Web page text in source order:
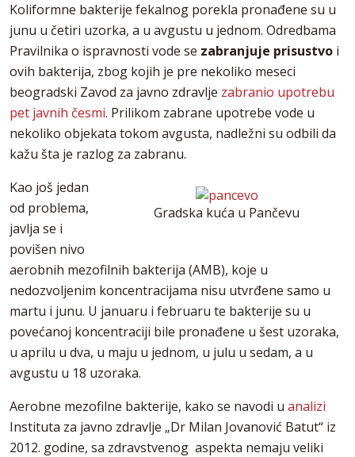
Koliformne bakterije fekalnog porekla pronađene su u
junu u četiri uzorka, a u avgustu u jednom. Odredbama
Pravilnika o ispravnosti vode se zabranjuje prisustvo i
ovih bakterija, zbog kojih je pre nekoliko meseci
beogradski Zavod za javno zdravlje zabranio upotrebu
pet javnih česmi. Prilikom zabrane upotrebe vode u
nekoliko objekata tokom avgusta, nadležni su odbili da
kažu šta je razlog za zabranu.
Gradska kuća u Pančevu
Kao još jedan
od problema,
javlja se i
povišen nivo
aerobnih mezofilnih bakterija (AMB), koje u
nedozvoljenim koncentracijama nisu utvrđene samo u
martu i junu. U januaru i februaru te bakterije su u
povećanoj koncentraciji bile pronađene u šest uzoraka,
u aprilu u dva, u maju u jednom, u julu u sedam, a u
avgustu u 18 uzoraka.
Aerobne mezofilne bakterije, kako se navodi u analizi
Instituta za javno zdravlje „Dr Milan Jovanović Batut“ iz
2012. godine, sa zdravstvenog aspekta nemaju veliki